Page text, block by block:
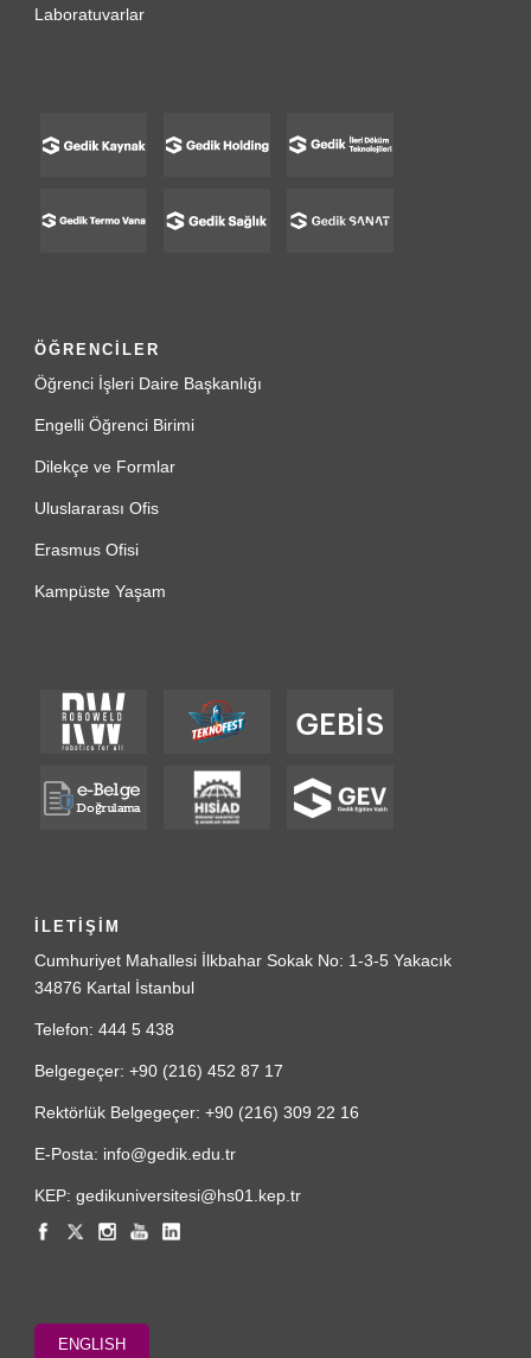
Laboratuvarlar
ÖĞRENCİLER
Öğrenci İşleri Daire Başkanlığı
Engelli Öğrenci Birimi
Dilekçe ve Formlar
Uluslararası Ofis
Erasmus Ofisi
Kampüste Yaşam
İLETİŞİM
Cumhuriyet Mahallesi İlkbahar Sokak No: 1-3-5 Yakacık
34876 Kartal İstanbul
Telefon: 444 5 438
Belgegeçer: +90 (216) 452 87 17
Rektörlük Belgegeçer: +90 (216) 309 22 16
E-Posta: info@gedik.edu.tr
KEP: gedikuniversitesi@hs01.kep.tr
ENGLISH